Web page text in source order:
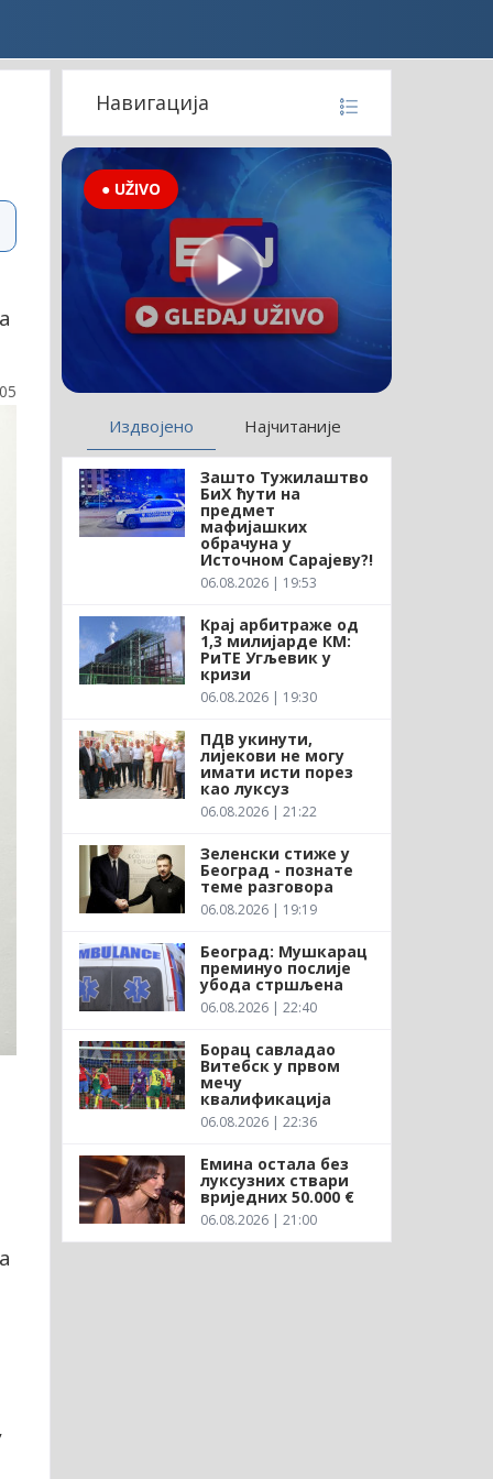
Навигација
● UŽIVO
Издвојено Најчитаније
Зашто Тужилаштво
БиХ ћути на
предмет
мафијашких
обрачуна у
Источном Сарајеву?!
06.08.2026 | 19:53
Крај арбитраже од
1,3 милијарде КМ:
РиТЕ Угљевик у
кризи
06.08.2026 | 19:30
ПДВ укинути,
лијекови не могу
имати исти порез
као луксуз
06.08.2026 | 21:22
Зеленски стиже у
Београд - познате
теме разговора
06.08.2026 | 19:19
Београд: Мушкарац
преминуо послије
убода стршљена
06.08.2026 | 22:40
Борац савладао
Витебск у првом
мечу
квалификација
06.08.2026 | 22:36
Емина остала без
луксузних ствари
вриједних 50.000 €
06.08.2026 | 21:00